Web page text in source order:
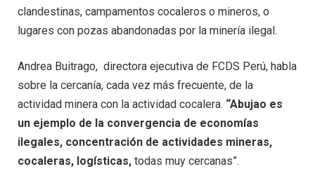
clandestinas, campamentos cocaleros o mineros, o
lugares con pozas abandonadas por la minería ilegal.
Andrea Buitrago, directora ejecutiva de FCDS Perú, habla
sobre la cercanía, cada vez más frecuente, de la
actividad minera con la actividad cocalera. “Abujao es
un ejemplo de la convergencia de economías
ilegales, concentración de actividades mineras,
cocaleras, logísticas, todas muy cercanas”.